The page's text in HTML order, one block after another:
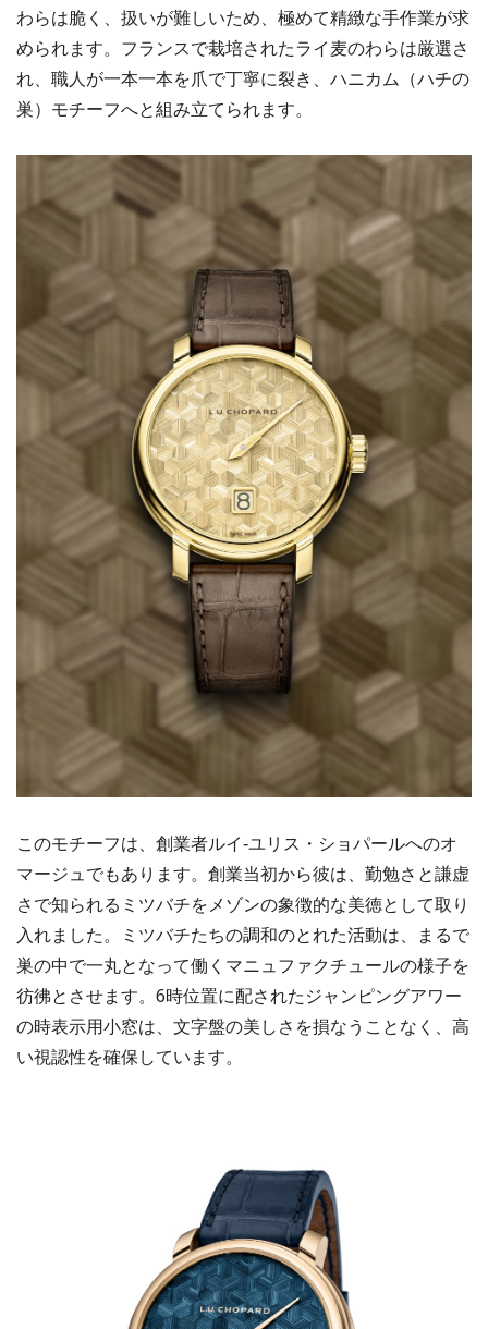
わらは脆く、扱いが難しいため、極めて精緻な手作業が求
められます。フランスで栽培されたライ麦のわらは厳選さ
れ、職人が一本一本を爪で丁寧に裂き、ハニカム（ハチの
巣）モチーフへと組み立てられます。
このモチーフは、創業者ルイ‐ユリス・ショパールへのオ
マージュでもあります。創業当初から彼は、勤勉さと謙虚
さで知られるミツバチをメゾンの象徴的な美徳として取り
入れました。ミツバチたちの調和のとれた活動は、まるで
巣の中で一丸となって働くマニュファクチュールの様子を
彷彿とさせます。6時位置に配されたジャンピングアワー
の時表示用小窓は、文字盤の美しさを損なうことなく、高
い視認性を確保しています。